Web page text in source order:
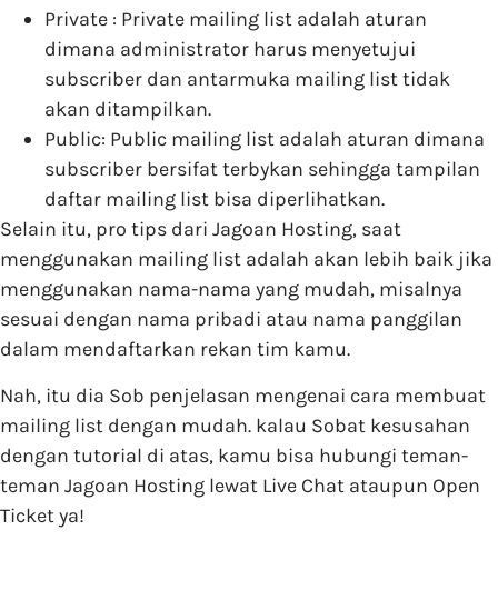
Private : Private mailing list adalah aturan
dimana administrator harus menyetujui
subscriber dan antarmuka mailing list tidak
akan ditampilkan.
Public: Public mailing list adalah aturan dimana
subscriber bersifat terbykan sehingga tampilan
daftar mailing list bisa diperlihatkan.
Selain itu, pro tips dari Jagoan Hosting, saat
menggunakan mailing list adalah akan lebih baik jika
menggunakan nama-nama yang mudah, misalnya
sesuai dengan nama pribadi atau nama panggilan
dalam mendaftarkan rekan tim kamu.
Nah, itu dia Sob penjelasan mengenai cara membuat
mailing list dengan mudah. kalau Sobat kesusahan
dengan tutorial di atas, kamu bisa hubungi teman-
teman Jagoan Hosting lewat Live Chat ataupun Open
Ticket ya!